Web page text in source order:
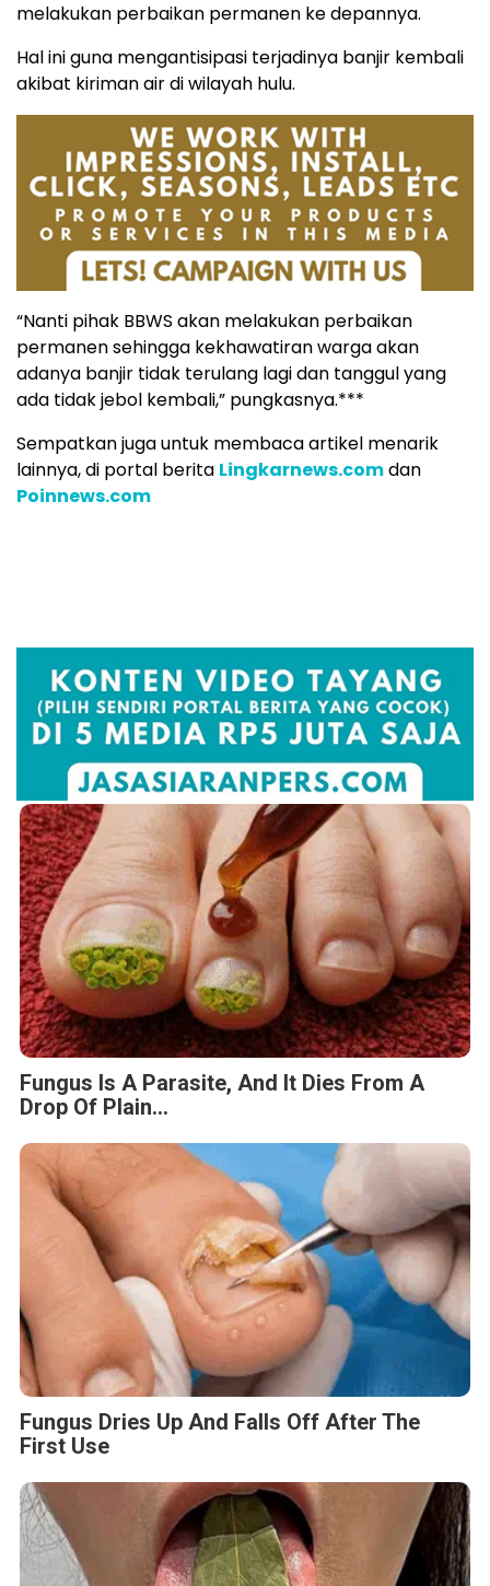
melakukan perbaikan permanen ke depannya.
Hal ini guna mengantisipasi terjadinya banjir kembali
akibat kiriman air di wilayah hulu.
“Nanti pihak BBWS akan melakukan perbaikan
permanen sehingga kekhawatiran warga akan
adanya banjir tidak terulang lagi dan tanggul yang
ada tidak jebol kembali,” pungkasnya.***
Sempatkan juga untuk membaca artikel menarik
lainnya, di portal berita Lingkarnews.comdan
Poinnews.com
Fungus Is A Parasite, And It Dies From A
Drop Of Plain...
Fungus Dries Up And Falls Off After The
First Use